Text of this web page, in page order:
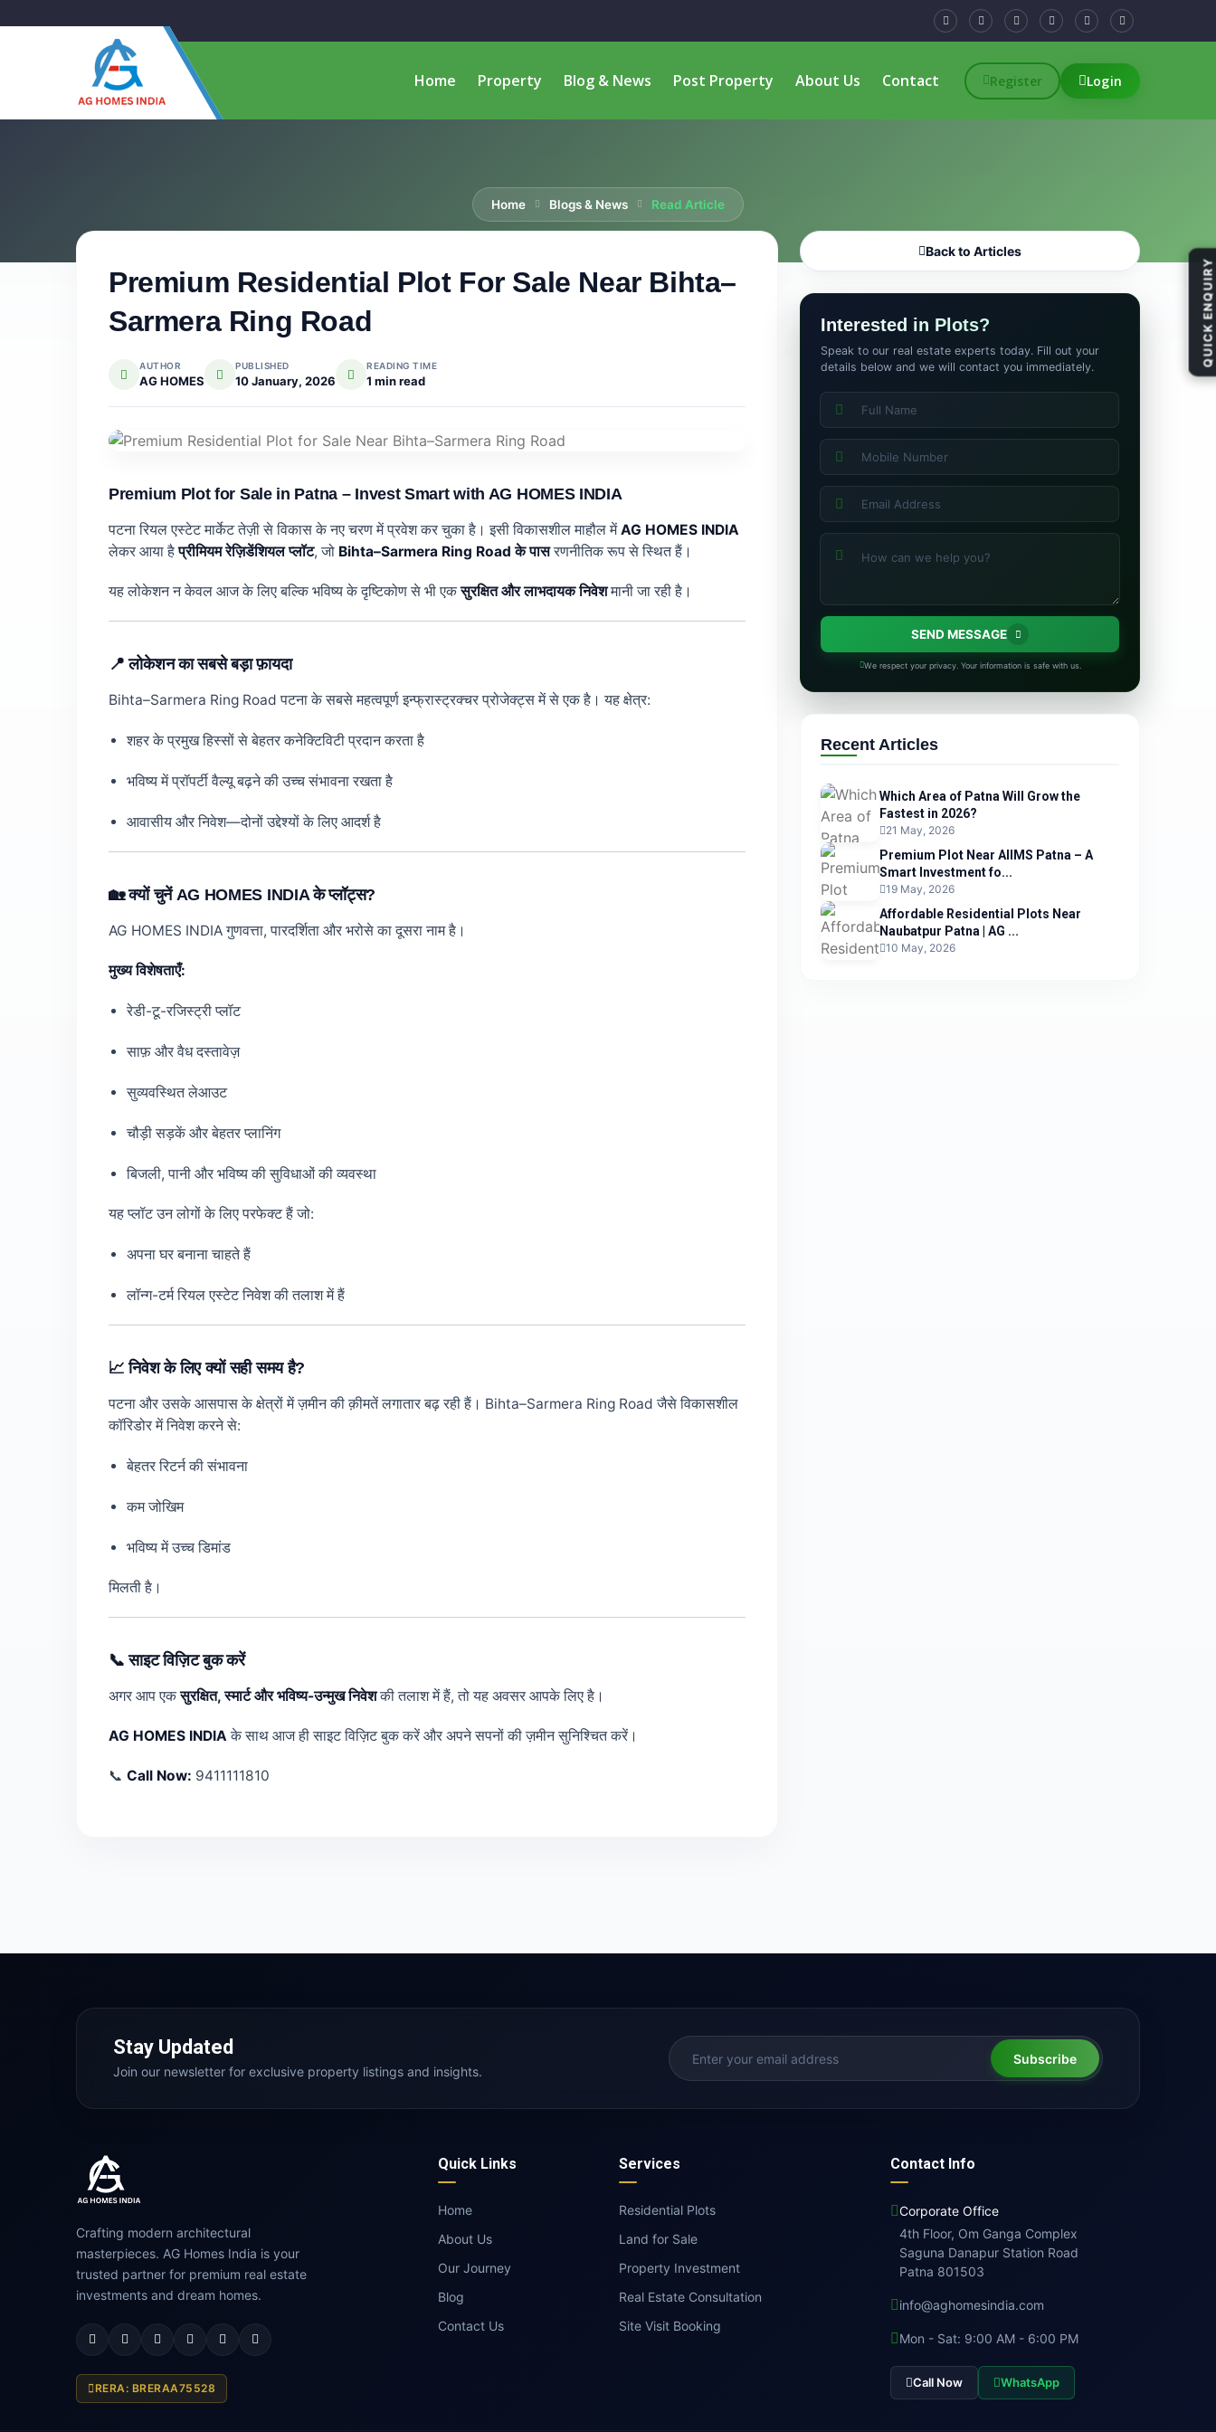
Home Property Blog & News Post Property About Us Contact Register Login
Home Blogs & News Read Article
Premium Residential Plot For Sale Near Bihta–
Sarmera Ring Road
AUTHOR
AG HOMES
PUBLISHED
10 January, 2026
READING TIME
1 min read
Premium Plot for Sale in Patna – Invest Smart with AG HOMES INDIA
पटना रियल एस्टेट मार्केट तेज़ी से विकास के नए चरण में प्रवेश कर चुका है। इसी विकासशील माहौल मेंAG HOMES INDIA
लेकर आया हैप्रीमियम रेज़िडेंशियल प्लॉट, जो Bihta–Sarmera Ring Road के पासरणनीतिक रूप से स्थित हैं।
यह लोकेशन न केवल आज के लिए बल्कि भविष्य के दृष्टिकोण से भी एकसुरक्षित और लाभदायक निवेशमानी जा रही है।
📍 लोकेशन का सबसे बड़ा फ़ायदा
Bihta–Sarmera Ring Road पटना के सबसे महत्वपूर्ण इन्फ्रास्ट्रक्चर प्रोजेक्ट्स में से एक है। यह क्षेत्र:
शहर के प्रमुख हिस्सों से बेहतर कनेक्टिविटी प्रदान करता है
भविष्य में प्रॉपर्टी वैल्यू बढ़ने की उच्च संभावना रखता है
आवासीय और निवेश—दोनों उद्देश्यों के लिए आदर्श है
🏡 क्यों चुनें AG HOMES INDIA के प्लॉट्स?
AG HOMES INDIA गुणवत्ता, पारदर्शिता और भरोसे का दूसरा नाम है।
मुख्य विशेषताएँ:
रेडी-टू-रजिस्ट्री प्लॉट
साफ़ और वैध दस्तावेज़
सुव्यवस्थित लेआउट
चौड़ी सड़कें और बेहतर प्लानिंग
बिजली, पानी और भविष्य की सुविधाओं की व्यवस्था
यह प्लॉट उन लोगों के लिए परफेक्ट हैं जो:
अपना घर बनाना चाहते हैं
लॉन्ग-टर्म रियल एस्टेट निवेश की तलाश में हैं
📈 निवेश के लिए क्यों सही समय है?
पटना और उसके आसपास के क्षेत्रों में ज़मीन की क़ीमतें लगातार बढ़ रही हैं। Bihta–Sarmera Ring Road जैसे विकासशील
कॉरिडोर में निवेश करने से:
बेहतर रिटर्न की संभावना
कम जोखिम
भविष्य में उच्च डिमांड
मिलती है।
📞 साइट विज़िट बुक करें
अगर आप एकसुरक्षित, स्मार्ट और भविष्य-उन्मुख निवेशकी तलाश में हैं, तो यह अवसर आपके लिए है।
AG HOMES INDIA के साथ आज ही साइट विज़िट बुक करें और अपने सपनों की ज़मीन सुनिश्चित करें।
📞 Call Now: 9411111810
Back to Articles
Interested in Plots?
Speak to our real estate experts today. Fill out your
details below and we will contact you immediately.
SEND MESSAGE
We respect your privacy. Your information is safe with us.
Recent Articles
Which Area of Patna Will Grow the
Fastest in 2026?
21 May, 2026
Premium Plot Near AIIMS Patna – A
Smart Investment fo...
19 May, 2026
Affordable Residential Plots Near
Naubatpur Patna | AG ...
10 May, 2026
Stay Updated
Join our newsletter for exclusive property listings and insights.
Subscribe
Crafting modern architectural
masterpieces. AG Homes India is your
trusted partner for premium real estate
investments and dream homes.
RERA: BRERAA75528
Quick Links
Home
About Us
Our Journey
Blog
Contact Us
Services
Residential Plots
Land for Sale
Property Investment
Real Estate Consultation
Site Visit Booking
Contact Info
Corporate Office
4th Floor, Om Ganga Complex
Saguna Danapur Station Road
Patna 801503
info@aghomesindia.com
Mon - Sat: 9:00 AM - 6:00 PM
Call Now WhatsApp
QUICK ENQUIRY